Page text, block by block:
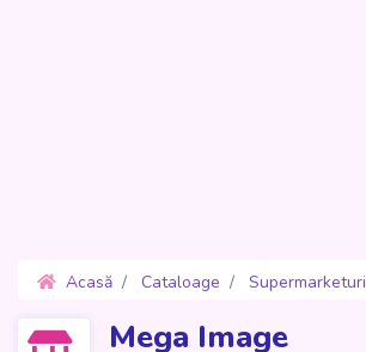
Acasă Cataloage Supermarketuri
Mega Image